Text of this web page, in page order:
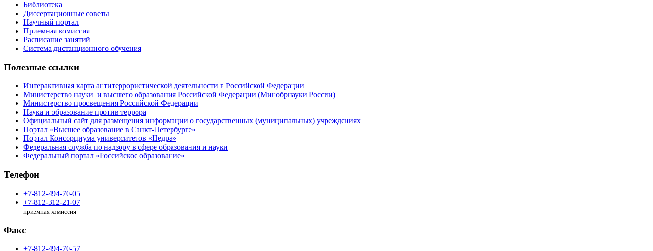
Библиотека
Диссертационные советы
Научный портал
Приемная комиссия
Расписание занятий
Система дистанционного обучения
Полезные ссылки
Интерактивная карта антитеррористической деятельности в Российской Федерации
Министерство науки и высшего образования Российской Федерации (Минобрнауки России)
Министерство просвещения Российской Федерации
Наука и образование против террора
Официальный сайт для размещения информации о государственных (муниципальных) учреждениях
Портал «Высшее образование в Санкт-Петербурге»
Портал Консорциума университетов «Недра»
Федеральная служба по надзору в сфере образования и науки
Федеральный портал «Российское образование»
Телефон
+7-812-494-70-05
+7-812-312-21-07
приемная комиссия
Факс
+7-812-494-70-57